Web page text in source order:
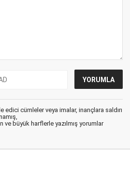
edici cümleler veya imalar, inançlara saldırı
ve büyük harflerle yazılmış yorumlar